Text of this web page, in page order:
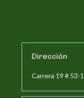
Dirección
Carrera 19 # 53-